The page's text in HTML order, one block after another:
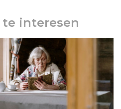
interesen